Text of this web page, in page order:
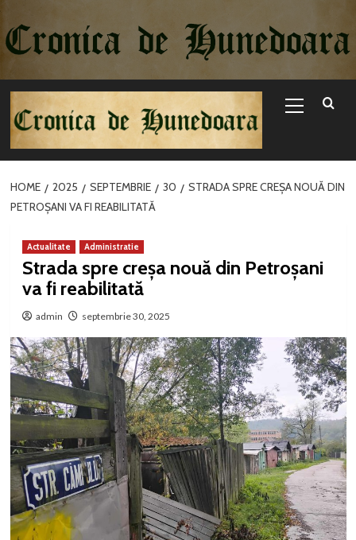
la
conținut
Menu
HOME 2025 SEPTEMBRIE 30
STRADA SPRE CREȘA NOUĂ DIN
PETROȘANI VA FI REABILITATĂ
Actualitate Administratie
Strada spre creșa nouă din Petroșani
va fi reabilitată
admin septembrie 30, 2025